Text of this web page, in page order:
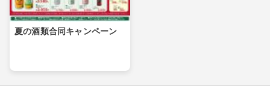
夏の酒類合同キャンペーン